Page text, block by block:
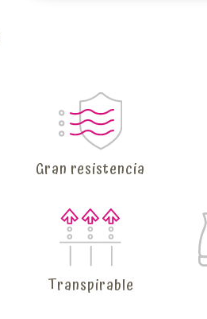
Gran resistencia
Transpirable